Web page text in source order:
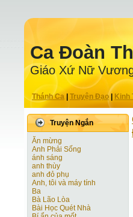
Ca Ðoàn
Giáo Xứ Nữ
Thánh Ca Truyện Ðạo| Kinh
Truyện Ngắn
Ăn mừng
Anh Phải Sống
ánh sáng
anh thùy
anh đỏ phụ
Anh, tôi và máy tính
Ba
Bà Lão Lòa
Bài Học Quét Nhà